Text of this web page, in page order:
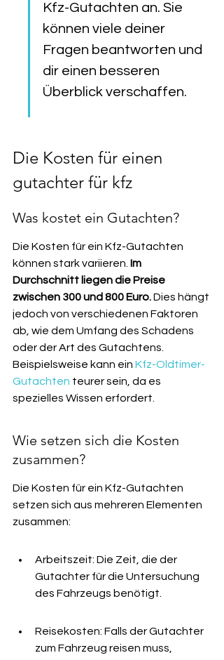
Kfz-Gutachten an. Sie
können viele deiner
Fragen beantworten und
dir einen besseren
Überblick verschaffen.
Die Kosten für einen
gutachter für kfz
Was kostet ein Gutachten?
Die Kosten für ein Kfz-Gutachten
können stark variieren. Im
Durchschnitt liegen die Preise
zwischen 300 und 800 Euro. Dies hängt
jedoch von verschiedenen Faktoren
ab, wie dem Umfang des Schadens
oder der Art des Gutachtens.
Beispielsweise kann ein Kfz-Oldtimer-
Gutachten teurer sein, da es
spezielles Wissen erfordert.
Wie setzen sich die Kosten
zusammen?
Die Kosten für ein Kfz-Gutachten
setzen sich aus mehreren Elementen
zusammen:
Arbeitszeit: Die Zeit, die der
Gutachter für die Untersuchung
des Fahrzeugs benötigt.
Reisekosten: Falls der Gutachter
zum Fahrzeug reisen muss,